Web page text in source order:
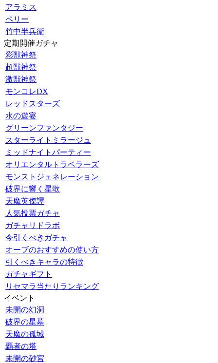
アラミス
ペリー
竹中半兵衛
定期開催ガチャ
彩獣神祭
超獣神祭
激獣神祭
モンコレDX
レッドスターズ
水の遊宴
グリーンファンタジー
スターライトミラージュ
ミッドナイトパーティー
オリエンタルトラベラーズ
モンストジェネレーション
破界に響く星歌
天魔英傑譚
人気投票ガチャ
ガチャリドラボ
今引くべきガチャ
オーブのおすすめの使い方
引くべきキャラの特徴
ガチャギフト
リセマラ当たりランキング
イベント
未開の幻洞
破界の星墓
天魔の孤城
覇者の塔
未開の砂宮